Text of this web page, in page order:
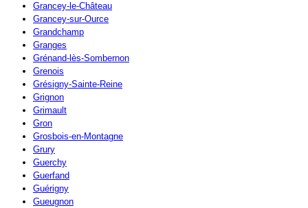
Grancey-le-Château
Grancey-sur-Ource
Grandchamp
Granges
Grénand-lès-Sombernon
Grenois
Grésigny-Sainte-Reine
Grignon
Grimault
Gron
Grosbois-en-Montagne
Grury
Guerchy
Guerfand
Guérigny
Gueugnon